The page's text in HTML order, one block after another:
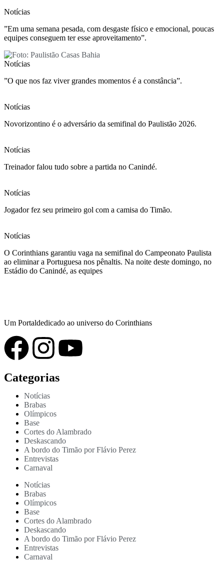
Notícias
”Em uma semana pesada, com desgaste físico e emocional, poucas
equipes conseguem ter esse aproveitamento”.
Notícias
”O que nos faz viver grandes momentos é a constância”.
Notícias
Novorizontino é o adversário da semifinal do Paulistão 2026.
Notícias
Treinador falou tudo sobre a partida no Canindé.
Notícias
Jogador fez seu primeiro gol com a camisa do Timão.
Notícias
O Corinthians garantiu vaga na semifinal do Campeonato Paulista
ao eliminar a Portuguesa nos pênaltis. Na noite deste domingo, no
Estádio do Canindé, as equipes
Um Portaldedicado ao universo do Corinthians
Categorias
Notícias
Brabas
Olímpicos
Base
Cortes do Alambrado
Deskascando
A bordo do Timão por Flávio Perez
Entrevistas
Carnaval
Notícias
Brabas
Olímpicos
Base
Cortes do Alambrado
Deskascando
A bordo do Timão por Flávio Perez
Entrevistas
Carnaval